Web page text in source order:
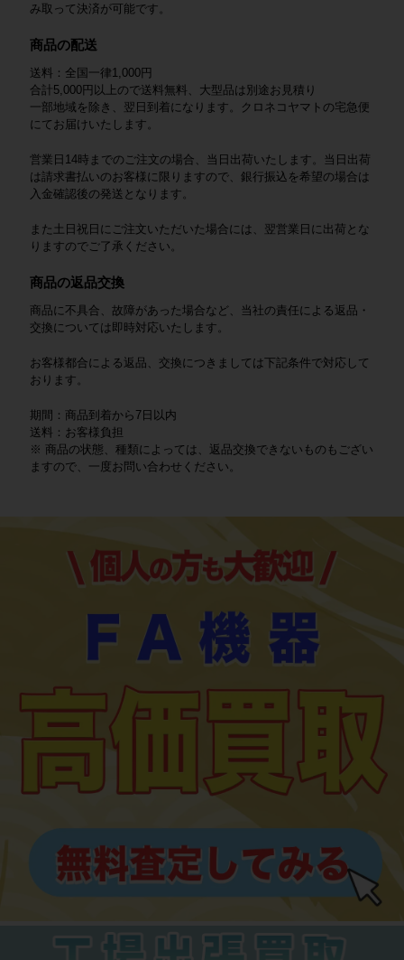
み取って決済が可能です。
商品の配送
送料：全国一律1,000円
合計5,000円以上ので送料無料、大型品は別途お見積り
一部地域を除き、翌日到着になります。クロネコヤマトの宅急便
にてお届けいたします。
営業日14時までのご注文の場合、当日出荷いたします。当日出荷
は請求書払いのお客様に限りますので、銀行振込を希望の場合は
入金確認後の発送となります。
また土日祝日にご注文いただいた場合には、翌営業日に出荷とな
りますのでご了承ください。
商品の返品交換
商品に不具合、故障があった場合など、当社の責任による返品・
交換については即時対応いたします。
お客様都合による返品、交換につきましては下記条件で対応して
おります。
期間：商品到着から7日以内
送料：お客様負担
※ 商品の状態、種類によっては、返品交換できないものもござい
ますので、一度お問い合わせください。